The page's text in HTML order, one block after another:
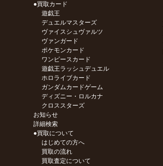
●買取カード
遊戯王
デュエルマスターズ
ヴァイスシュヴァルツ
ヴァンガード
ポケモンカード
ワンピースカード
遊戯王ラッシュデュエル
ホロライブカード
ガンダムカードゲーム
ディズニー・ロルカナ
クロススターズ
お知らせ
詳細検索
●買取について
はじめての方へ
買取の流れ
買取査定について